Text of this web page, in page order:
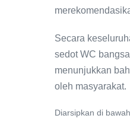
Secara
sedot WC
menunjukkan
oleh masyarakat.
Diarsipkan di